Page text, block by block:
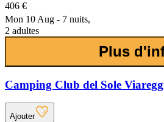
406 €
Mon 10 Aug - 7 nuits,
2 adultes
Plus
Camping Club del Sole
Ajouter